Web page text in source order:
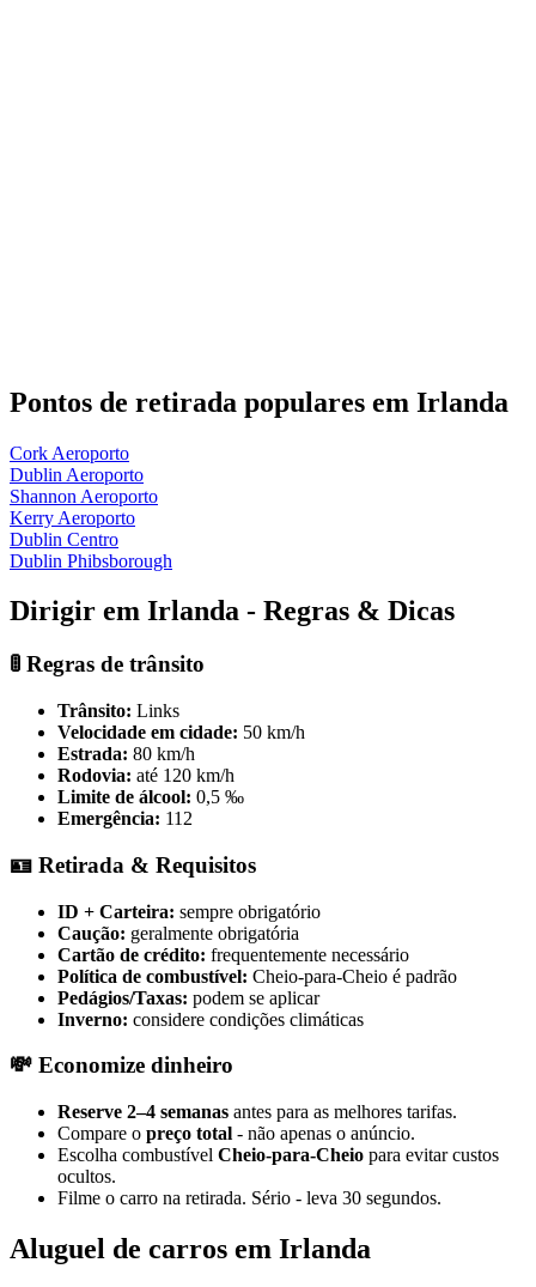
Pontos de retirada populares em Irlanda
Cork Aeroporto
Dublin Aeroporto
Shannon Aeroporto
Kerry Aeroporto
Dublin Centro
Dublin Phibsborough
Dirigir em Irlanda - Regras & Dicas
🚦 Regras de trânsito
Trânsito: Links
Velocidade em cidade: 50 km/h
Estrada: 80 km/h
Rodovia: até 120 km/h
Limite de álcool: 0,5 ‰
Emergência: 112
🪪 Retirada & Requisitos
ID + Carteira: sempre obrigatório
Caução: geralmente obrigatória
Cartão de crédito: frequentemente necessário
Política de combustível: Cheio-para-Cheio é padrão
Pedágios/Taxas: podem se aplicar
Inverno: considere condições climáticas
💸 Economize dinheiro
Reserve 2–4 semanas antes para as melhores tarifas.
Compare o preço total - não apenas o anúncio.
Escolha combustível Cheio-para-Cheio para evitar custos
ocultos.
Filme o carro na retirada. Sério - leva 30 segundos.
Aluguel de carros em Irlanda